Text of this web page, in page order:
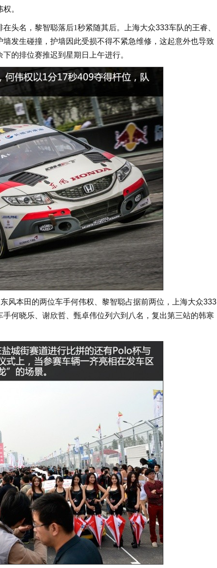
。
头名，黎智聪落后1秒紧随其后。
上海大众333车队的王睿、
发生碰撞，护墙因此受损不得不紧急维修，这起意外也导致
的排位赛推迟到星期日上午进行。
风本田的两位车手何伟权、黎智聪占据前两位，上海大众333
何晓乐、谢欣哲、甄卓伟位列六到八名，复出第三站的韩寒